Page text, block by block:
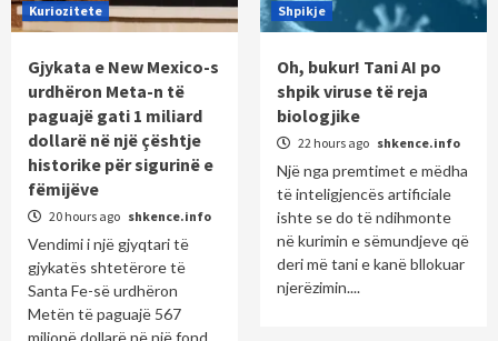
Kuriozitete
Gjykata e New Mexico-s
urdhëron Meta-n të
paguajë gati 1 miliard
dollarë në një çështje
historike për sigurinë e
fëmijëve
20 hours ago shkence.info
Vendimi i një gjyqtari të
gjykatës shtetërore të
Santa Fe-së urdhëron
Metën të paguajë 567
milionë dollarë në një fond
Shpikje
Oh, bukur! Tani AI po
shpik viruse të reja
biologjike
22 hours ago shkence.info
Një nga premtimet e mëdha
të inteligjencës artificiale
ishte se do të ndihmonte
në kurimin e sëmundjeve që
deri më tani e kanë bllokuar
njerëzimin....